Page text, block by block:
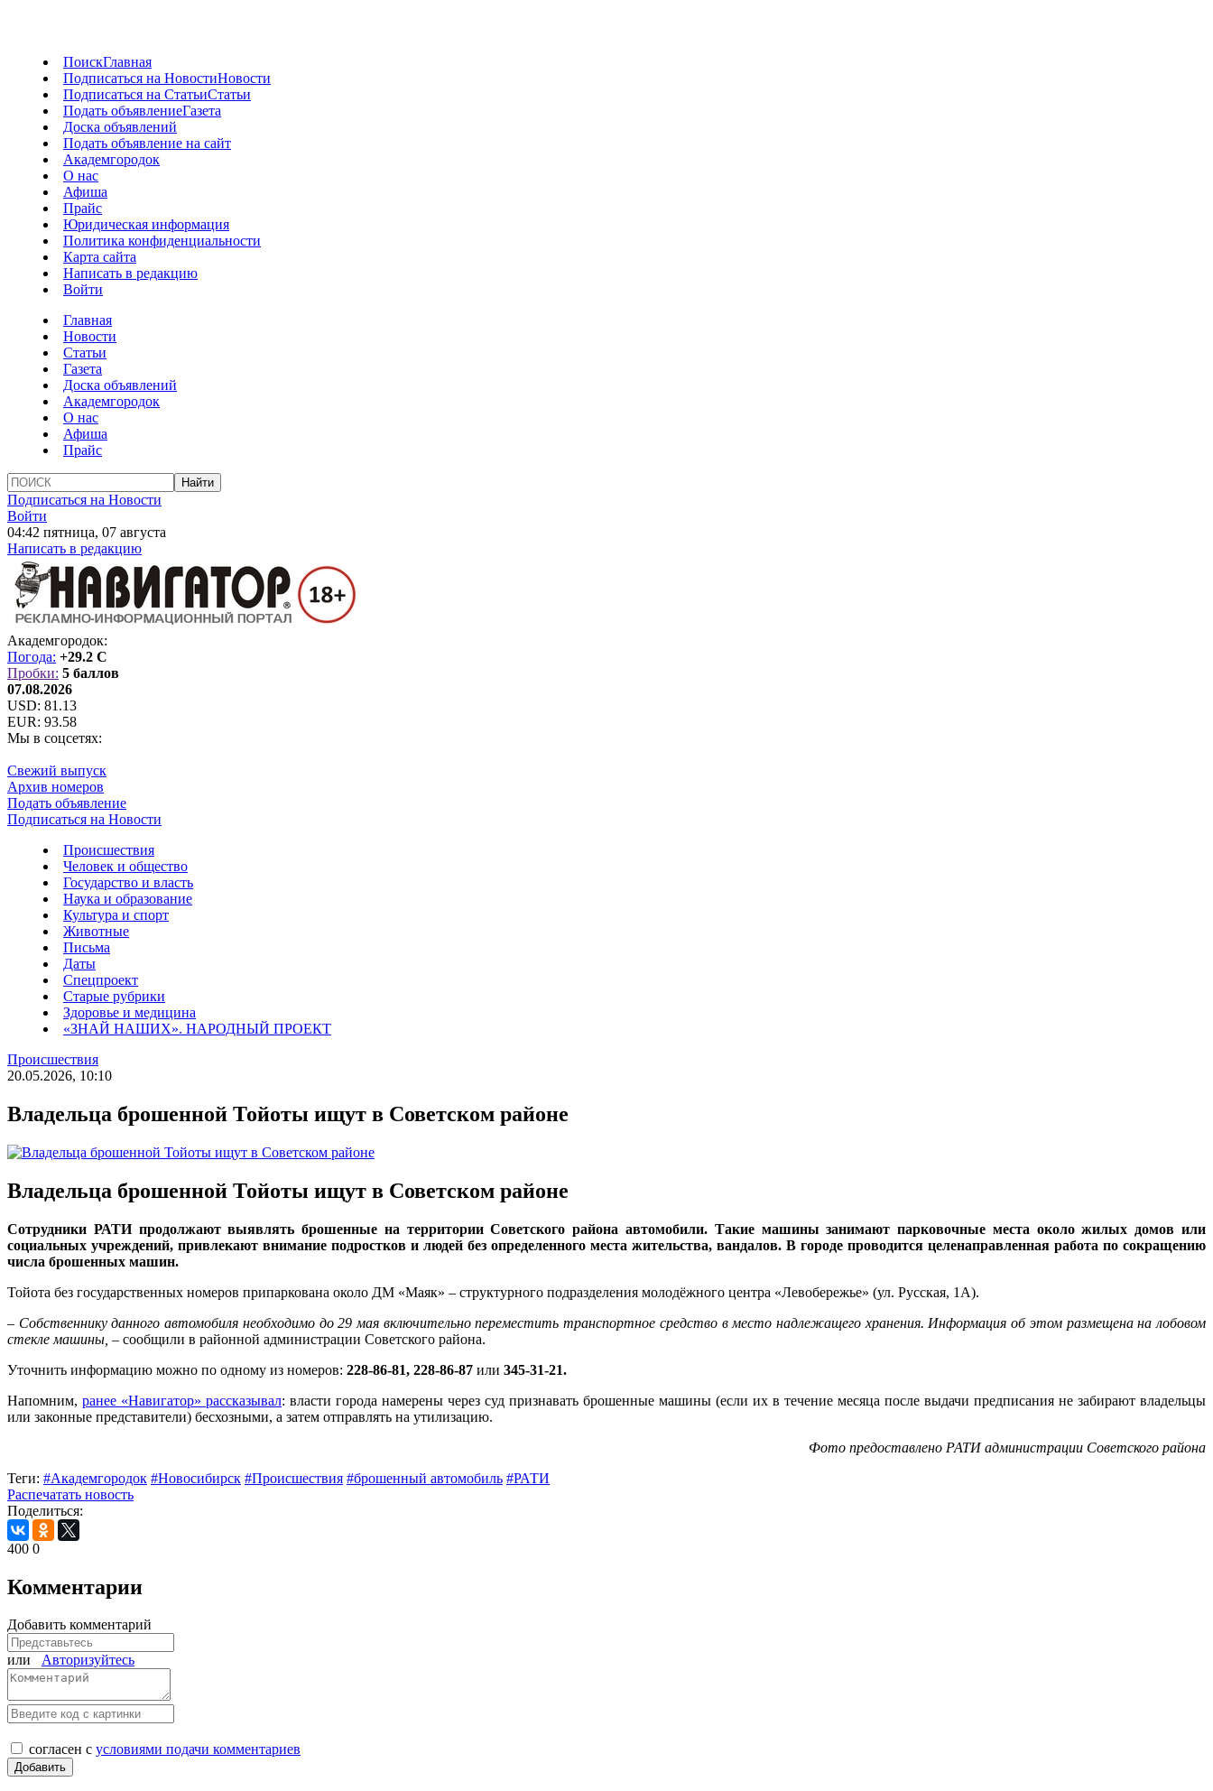
ПоискГлавная
Подписаться на НовостиНовости
Подписаться на СтатьиСтатьи
Подать объявлениеГазета
Доска объявлений
Подать объявление на сайт
Академгородок
О нас
Афиша
Прайс
Юридическая информация
Политика конфиденциальности
Карта сайта
Написать в редакцию
Войти
Главная
Новости
Статьи
Газета
Доска объявлений
Академгородок
О нас
Афиша
Прайс
Подписаться на Новости
Войти
04:42 пятница, 07 августа
Написать в редакцию
Академгородок:
Погода: +29.2 C
Пробки: 5 баллов
07.08.2026
USD: 81.13
EUR: 93.58
Мы в соцсетях:
Свежий выпуск
Архив номеров
Подать объявление
Подписаться на Новости
Происшествия
Человек и общество
Государство и власть
Наука и образование
Культура и спорт
Животные
Письма
Даты
Спецпроект
Старые рубрики
Здоровье и медицина
«ЗНАЙ НАШИХ». НАРОДНЫЙ ПРОЕКТ
Происшествия
20.05.2026, 10:10
Владельца брошенной Тойоты ищут в Советском районе
Владельца брошенной Тойоты ищут в Советском районе
Сотрудники РАТИ продолжают выявлять брошенные на территории Советского района автомобили. Такие машины занимают парковочные места около жилых домов или
социальных учреждений, привлекают внимание подростков и людей без определенного места жительства, вандалов. В городе проводится целенаправленная работа по сокращению
числа брошенных машин.
Тойота без государственных номеров припаркована около ДМ «Маяк» – структурного подразделения молодёжного центра «Левобережье» (ул. Русская, 1А).
– Собственнику данного автомобиля необходимо до 29 мая включительно переместить транспортное средство в место надлежащего хранения. Информация об этом размещена на лобовом
стекле машины, – сообщили в районной администрации Советского района.
Уточнить информацию можно по одному из номеров: 228-86-81, 228-86-87 или 345-31-21.
Напомним, ранее «Навигатор» рассказывал: власти города намерены через суд признавать брошенные машины (если их в течение месяца после выдачи предписания не забирают владельцы
или законные представители) бесхозными, а затем отправлять на утилизацию.
Фото предоставлено РАТИ администрации Советского района
Теги: #Академгородок #Новосибирск #Происшествия #брошенный автомобиль #РАТИ
Распечатать новость
Поделиться:
400 0
Комментарии
Добавить комментарий
или Авторизуйтесь
согласен с условиями подачи комментариев